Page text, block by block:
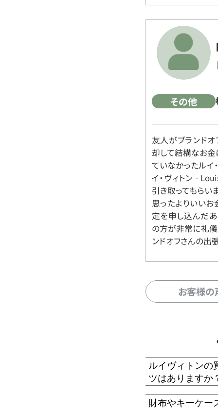
その他
友人がブランド
却して結構なお金
ていなかったルイ
イ・ヴィトン -
引き取ってもらい
思ったよりいいお
定を申し込んだ
の方が非常に礼儀
ンドオフさんの出
お客様
ルイヴィトンの
ツはありますか
財布やキーケー